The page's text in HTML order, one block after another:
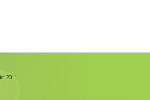
2011